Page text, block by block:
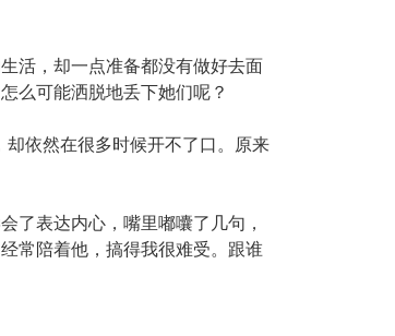
活，却一点准备都没有做好去面
么可能洒脱地丢下她们呢？
依然在很多时候开不了口。原来
了表达内心，嘴里嘟囔了几句，
常陪着他，搞得我很难受。跟谁